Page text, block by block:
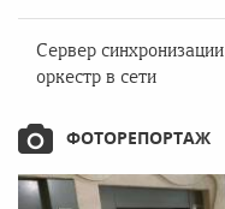
Сервер
оркестр в сети
ФОТОРЕПОРТАЖ